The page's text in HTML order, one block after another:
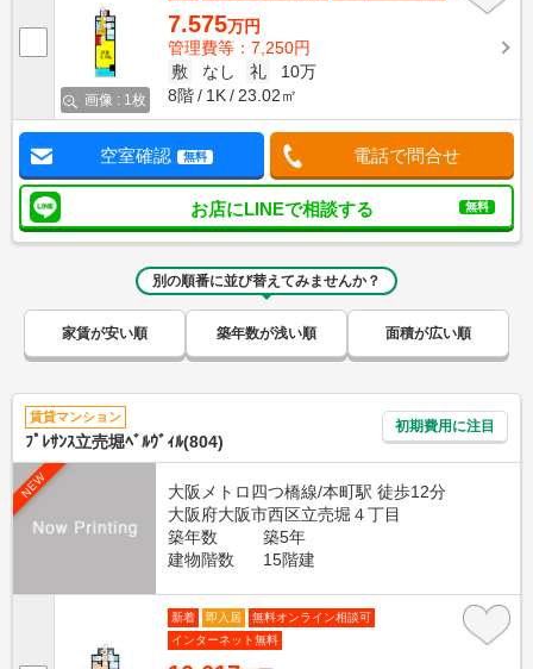
画像 : 1枚
7.575万円
管理費等：7,250円
敷
なし 礼
10万
8階
1K 23.02㎡
空室確認 無料 電話で問合せ
お店にLINEで相談する 無料
別の順番に並び替えてみませんか？
家賃が安い順 築年数が浅い順 面積が広い順
賃貸マンション
ﾌﾟﾚｻﾝｽ立売堀ﾍﾞﾙｳﾞｨﾙ(804)
初期費用に注目
NEW
大阪メトロ四つ橋線/本町駅 徒歩12分
大阪府大阪市西区立売堀４丁目
築年数
築5年
建物階数
15階建
新着 即入居
無料オンライン相談可
インターネット無料